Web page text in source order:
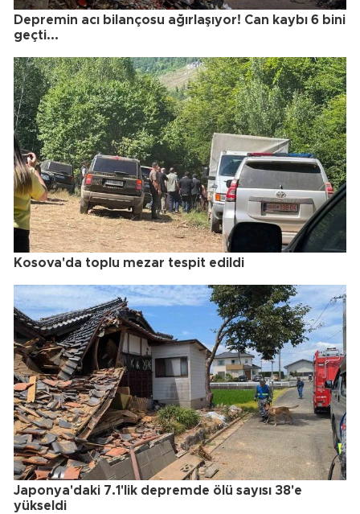
Depremin acı bilançosu ağırlaşıyor! Can kaybı 6 bini
geçti...
Kosova'da toplu mezar tespit edildi
Japonya'daki 7.1'lik depremde ölü sayısı 38'e
yükseldi